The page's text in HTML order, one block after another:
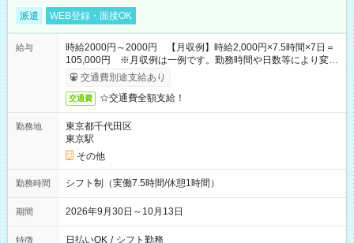
派遣 WEB登録・面接OK
給与
時給2000円～2000円 【月収例】時給2,000円×7.5時間×7日＝
105,000円 ※月収例は一例です。勤務時間や日数等により変動
いたします。
交通費別途支給あり
交通費 ☆交通費全額支給！
勤務地
東京都千代田区
東京駅
その他
勤務時間 シフト制（実働7.5時間/休憩1時間）
期間 2026年9月30日～10月13日
特徴 日払いOK / シフト勤務